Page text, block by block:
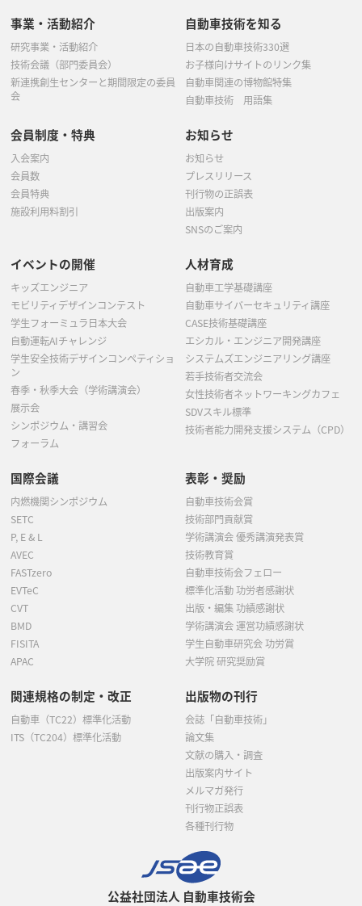
公益社団法人 自動車技術会
事業・活動紹介
研究事業・活動紹介
技術会議（部門委員会）
新連携創生センターと期間限定の委員
会
自動車技術を知る
日本の自動車技術330選
お子様向けサイトのリンク集
自動車関連の博物館特集
自動車技術 用語集
会員制度・特典
入会案内
会員数
会員特典
施設利用料割引
お知らせ
お知らせ
プレスリリース
刊行物の正誤表
出版案内
SNSのご案内
イベントの開催
キッズエンジニア
モビリティデザインコンテスト
学生フォーミュラ日本大会
自動運転AIチャレンジ
学生安全技術デザインコンペティショ
ン
春季・秋季大会（学術講演会）
展示会
シンポジウム・講習会
フォーラム
人材育成
自動車工学基礎講座
自動車サイバーセキュリティ講座
CASE技術基礎講座
エシカル・エンジニア開発講座
システムズエンジニアリング講座
若手技術者交流会
女性技術者ネットワーキングカフェ
SDVスキル標準
技術者能力開発支援システム（CPD）
国際会議
内燃機関シンポジウム
SETC
P, E & L
AVEC
FASTzero
EVTeC
CVT
BMD
FISITA
APAC
表彰・奨励
自動車技術会賞
技術部門貢献賞
学術講演会 優秀講演発表賞
技術教育賞
自動車技術会フェロー
標準化活動 功労者感謝状
出版・編集 功績感謝状
学術講演会 運営功績感謝状
学生自動車研究会 功労賞
大学院 研究奨励賞
関連規格の制定・改正
自動車（TC22）標準化活動
ITS（TC204）標準化活動
出版物の刊行
会誌「自動車技術」
論文集
文献の購入・調査
出版案内サイト
メルマガ発行
刊行物正誤表
各種刊行物